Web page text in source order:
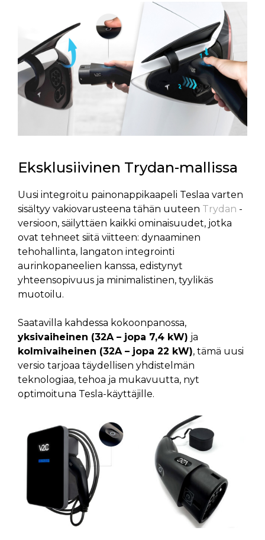
Eksklusiivinen Trydan-mallissa
Uusi integroitu painonappikaapeli Teslaa varten
sisältyy vakiovarusteena tähän uuteen Trydan -
versioon, säilyttäen kaikki ominaisuudet, jotka
ovat tehneet siitä viitteen: dynaaminen
tehohallinta, langaton integrointi
aurinkopaneelien kanssa, edistynyt
yhteensopivuus ja minimalistinen, tyylikäs
muotoilu.
Saatavilla kahdessa kokoonpanossa,
yksivaiheinen (32A – jopa 7,4 kW) ja
kolmivaiheinen (32A – jopa 22 kW), tämä uusi
versio tarjoaa täydellisen yhdistelmän
teknologiaa, tehoa ja mukavuutta, nyt
optimoituna Tesla-käyttäjille.